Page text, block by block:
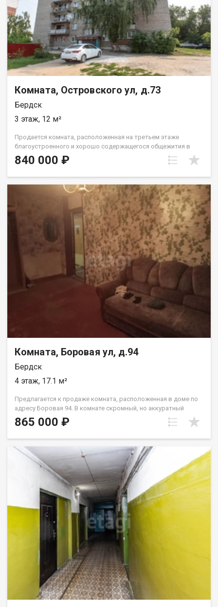
договорённости. Код пользователя: 177463 Номер в базе:
12600382
Комната, Островского ул, д.73
Бердск
3 этаж, 12 м²
Продается комната, расположенная на третьем этаже
благоустроенного и хорошо содержащегося общежития в
самом центре Бердска. Комната выгодно отличается на
рынке Бердска своим расположением. На входе в общежитие
недавно завершен косметический ремонт. Помещение
характеризуется спокойной атмосферой и ответственными
соседями. Планировка функциональна и предусматривает
возможность комфортного размещения. Один собственник
взрослый. школа/колледж/магазины/детский сад/аптеки
Железнодорожная станция в 15 минутах пешком, автобусная
остановка в 5и минутах ходьбы. Это предложение
представляет собой практичное и экономичное решение для
инвестирования или самостоятельного проживания с
минимальными затратами времени на ежедневные
перемещения по городу. Объект готов к заселению и не
требует дополнительных вложений. Код пользователя:
840 000 ₽
Комната, Боровая ул, д.94
Бердск
4 этаж, 17.1 м²
Предлагается к продаже комната, расположенная в доме по
адресу Боровая 94. В комнате скромный, но аккуратный
ремонт, металлическая дверь. Есть возможность подвести
воду в комнату. Сам дом расположен удачно: В шаговой
овощные лавки, пекарня, пункты выдачи. В десяти минутах
ходьбы - школа, поликлиника и детский сад. Звоните!
Покажем в удобное для Вас время. Код пользователя: 175920
Номер в базе: 12808059
865 000 ₽